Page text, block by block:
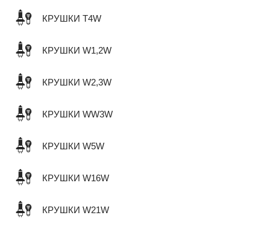
КРУШКИ T4W
КРУШКИ W1,2W
КРУШКИ W2,3W
КРУШКИ WW3W
КРУШКИ W5W
КРУШКИ W16W
КРУШКИ W21W